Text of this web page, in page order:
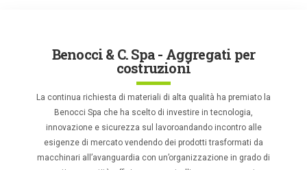
Benocci & C. Spa - Aggregati per
costruzioni
La continua richiesta di materiali di alta qualità ha premiato la
Benocci Spa che ha scelto di investire in tecnologia,
innovazione e sicurezza sul lavoroandando incontro alle
esigenze di mercato vendendo dei prodotti trasformati da
macchinari all’avanguardia con un’organizzazione in grado di